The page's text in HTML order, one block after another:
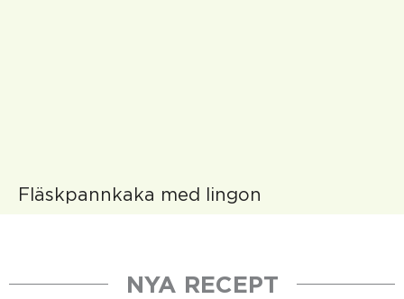
Fläskpannkaka med lingon
NYA RECEPT